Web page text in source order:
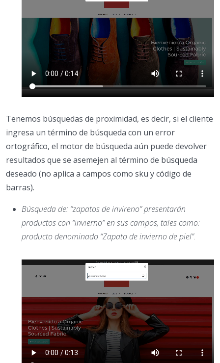
Tenemos búsquedas de proximidad, es decir, si el cliente
ingresa un término de búsqueda con un error
ortográfico, el motor de búsqueda aún puede devolver
resultados que se asemejen al término de búsqueda
deseado (no aplica a campos como sku y código de
barras).
Búsqueda de: “zapatos de invireno” presentarán
productos con “invierno” en sus campos, tales como:
producto denominado “Zapato de invierno de piel”.